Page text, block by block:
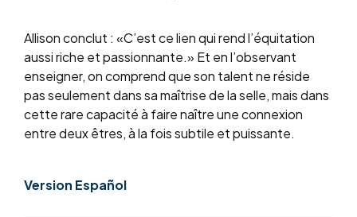
Allison conclut : «C’est ce lien qui rend l’équitation
aussi riche et passionnante.» Et en l’observant
enseigner, on comprend que son talent ne réside
pas seulement dans sa maîtrise de la selle, mais dans
cette rare capacité à faire naître une connexion
entre deux êtres, à la fois subtile et puissante.
Version Español